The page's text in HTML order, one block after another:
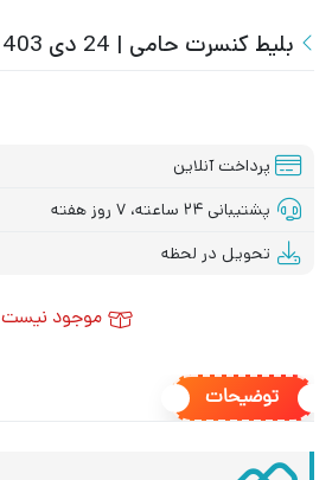
بلیط کنسرت حامی | 24 دی 1403
پرداخت آنلاین
پشتیبانی ۲۴ ساعته، ۷ روز هفته
تحویل در لحظه
موجود نیست
توضیحات